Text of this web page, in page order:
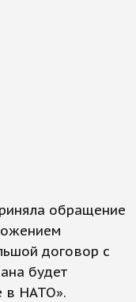
обращение
договор с
будет
в НАТО».